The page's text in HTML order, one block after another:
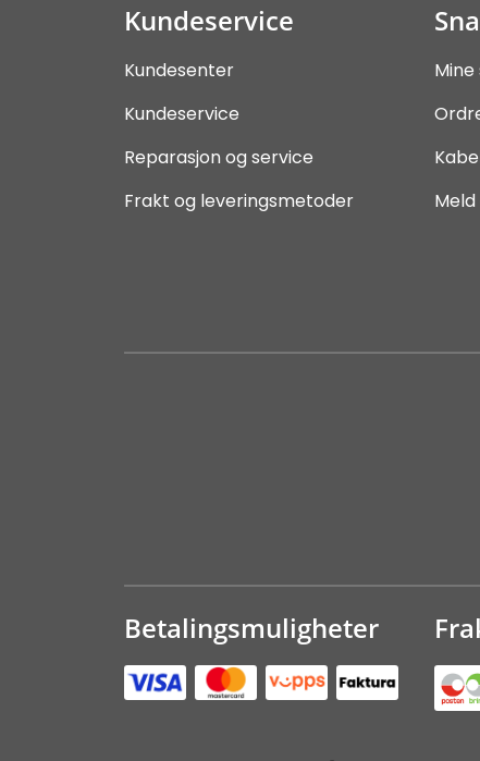
Kundeservice
Kundesenter
Kundeservice
Reparasjon og service
Frakt og leveringsmetoder
Betalingsmuligheter